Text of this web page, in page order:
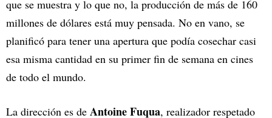
que se muestra y lo que no, la producción de más de 160
millones de dólares está muy pensada. No en vano, se
planificó para tener una apertura que podía cosechar casi
esa misma cantidad en su primer fin de semana en cines
de todo el mundo.
La dirección es de Antoine Fuqua, realizador respetado